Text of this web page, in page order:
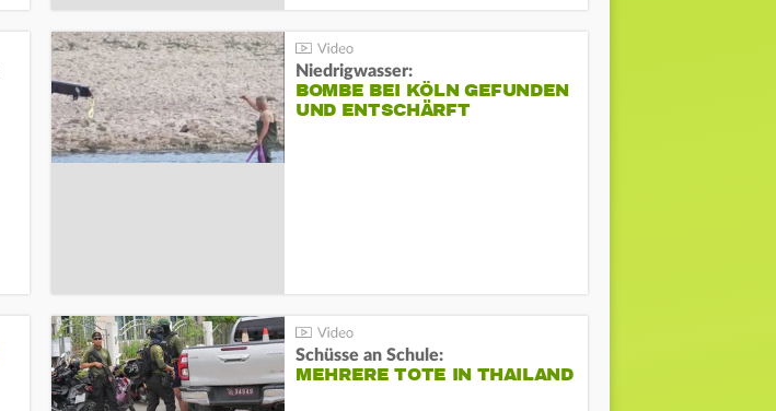
Niedrigwasser:
BOMBE BEI KÖLN GEFUNDEN
UND ENTSCHÄRFT
Schüsse an Schule:
MEHRERE TOTE IN THAILAND